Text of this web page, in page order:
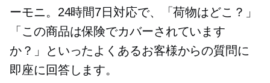
ーモニ。24時間7日対応で、「荷物はどこ？」
「この商品は保険でカバーされています
か？」といったよくあるお客様からの質問に
即座に回答します。